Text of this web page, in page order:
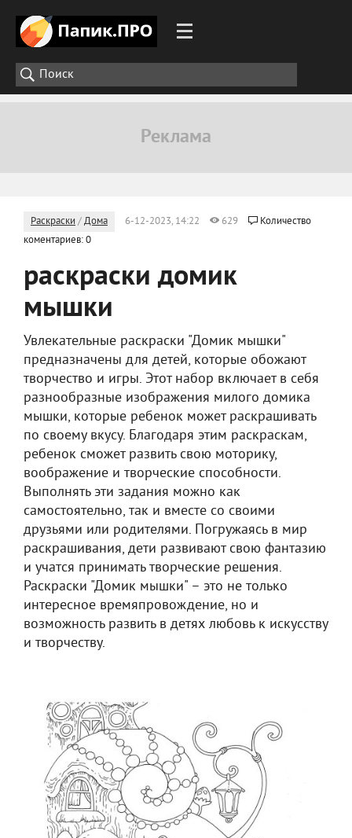
Раскраски /Дома 6-12-2023, 14:22 629
Количество
коментариев: 0
раскраски домик
мышки
Увлекательные раскраски "Домик мышки"
предназначены для детей, которые обожают
творчество и игры. Этот набор включает в себя
разнообразные изображения милого домика
мышки, которые ребенок может раскрашивать
по своему вкусу. Благодаря этим раскраскам,
ребенок сможет развить свою моторику,
воображение и творческие способности.
Выполнять эти задания можно как
самостоятельно, так и вместе со своими
друзьями или родителями. Погружаясь в мир
раскрашивания, дети развивают свою фантазию
и учатся принимать творческие решения.
Раскраски "Домик мышки" – это не только
интересное времяпровождение, но и
возможность развить в детях любовь к искусству
и творчеству.